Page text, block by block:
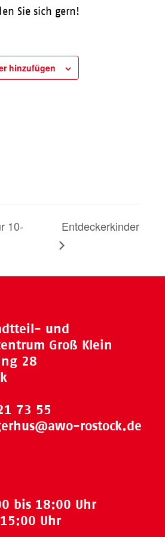
Sie sich gern!
hinzufügen
10-
Entdeckerkinder
und
Groß Klein
28
73 55
rostock.de
bis 18:00 Uhr
Uhr